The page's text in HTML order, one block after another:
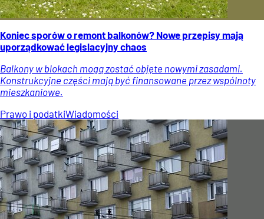
Koniec sporów o remont balkonów? Nowe przepisy mają
uporządkować legislacyjny chaos
Balkony w blokach mogą zostać objęte nowymi zasadami.
Konstrukcyjne części mają być finansowane przez wspólnoty
mieszkaniowe.
Prawo i podatkiWiadomości